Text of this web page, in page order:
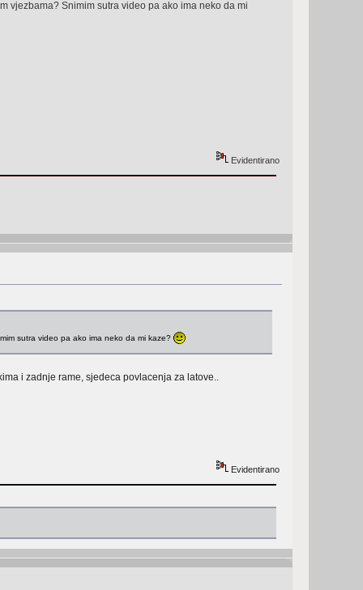
vjezbama? Snimim sutra video pa ako ima neko da mi
Evidentirano
sutra video pa ako ima neko da mi kaze?
i zadnje rame, sjedeca povlacenja za latove..
Evidentirano